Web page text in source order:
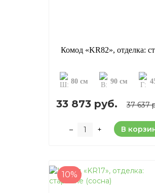
80 см 90 см
33 873 руб. 37 637
– + В
10%